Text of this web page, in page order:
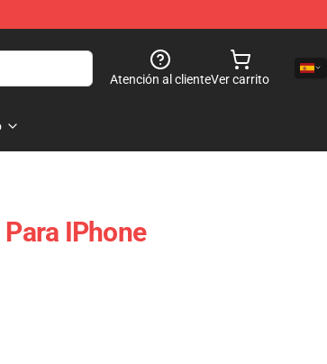
Atención al clienteVer carrito
IPhone